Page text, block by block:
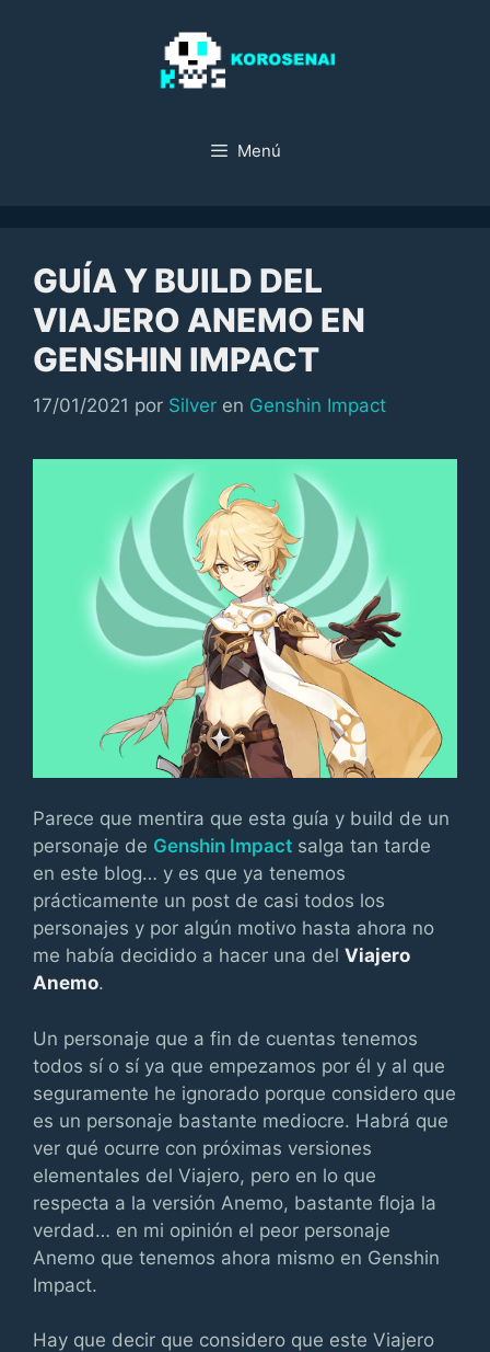
Menú
GUÍA Y BUILD DEL
VIAJERO ANEMO EN
GENSHIN IMPACT
17/01/2021 por Silver en Categorías
Genshin Impact
Parece que mentira que esta guía y build de un
personaje de Genshin Impact salga tan tarde
en este blog… y es que ya tenemos
prácticamente un post de casi todos los
personajes y por algún motivo hasta ahora no
me había decidido a hacer una del Viajero
Anemo.
Un personaje que a fin de cuentas tenemos
todos sí o sí ya que empezamos por él y al que
seguramente he ignorado porque considero que
es un personaje bastante mediocre. Habrá que
ver qué ocurre con próximas versiones
elementales del Viajero, pero en lo que
respecta a la versión Anemo, bastante floja la
verdad… en mi opinión el peor personaje
Anemo que tenemos ahora mismo en Genshin
Impact.
Hay que decir que considero que este Viajero